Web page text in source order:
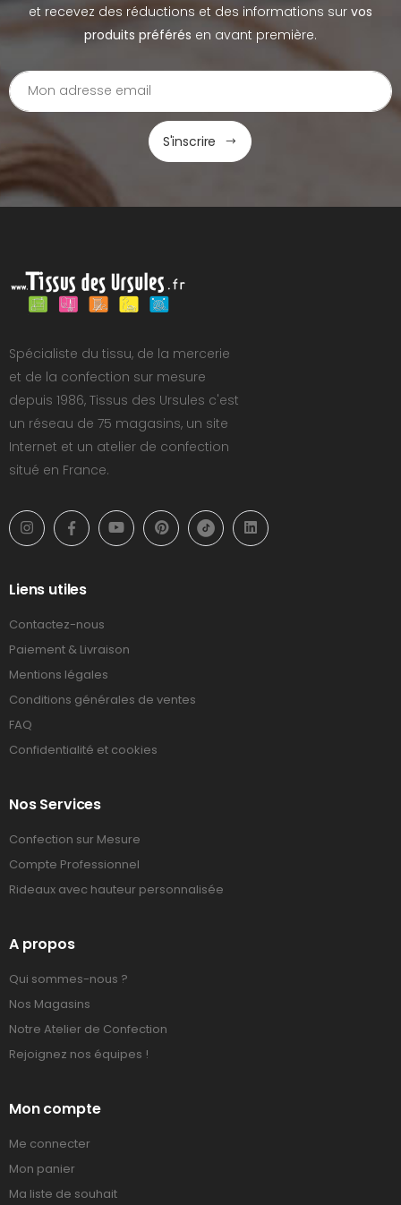
et recevez des réductions et des informations sur vos
produits préférés en avant première.
S'inscrire
Spécialiste du tissu, de la mercerie
et de la confection sur mesure
depuis 1986, Tissus des Ursules c'est
un réseau de 75 magasins, un site
Internet et un atelier de confection
situé en France.
Liens utiles
Contactez-nous
Paiement & Livraison
Mentions légales
Conditions générales de ventes
FAQ
Confidentialité et cookies
Nos Services
Confection sur Mesure
Compte Professionnel
Rideaux avec hauteur personnalisée
A propos
Qui sommes-nous ?
Nos Magasins
Notre Atelier de Confection
Rejoignez nos équipes !
Mon compte
Me connecter
Mon panier
Ma liste de souhait